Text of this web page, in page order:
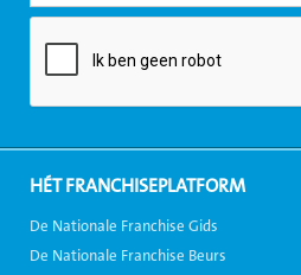
HÉT FRANCHISEPLATFORM
De Nationale Franchise Gids
De Nationale Franchise Beurs